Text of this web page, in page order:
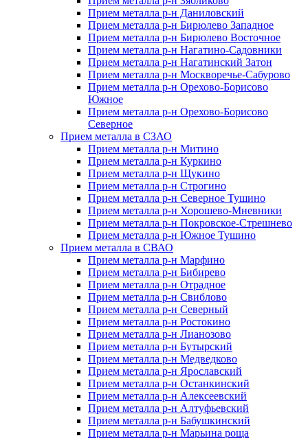
Прием металла р-н Даниловский
Прием металла р-н Бирюлево Западное
Прием металла р-н Бирюлево Восточное
Прием металла р-н Нагатино-Садовники
Прием металла р-н Нагатинский Затон
Прием металла р-н Москворечье-Сабурово
Прием металла р-н Орехово-Борисово
Южное
Прием металла р-н Орехово-Борисово
Северное
Прием металла в СЗАО
Прием металла р-н Митино
Прием металла р-н Куркино
Прием металла р-н Щукино
Прием металла р-н Строгино
Прием металла р-н Северное Тушино
Прием металла р-н Хорошево-Мневники
Прием металла р-н Покровское-Стрешнево
Прием металла р-н Южное Тушино
Прием металла в СВАО
Прием металла р-н Марфино
Прием металла р-н Бибирево
Прием металла р-н Отрадное
Прием металла р-н Свиблово
Прием металла р-н Северный
Прием металла р-н Ростокино
Прием металла р-н Лианозово
Прием металла р-н Бутырский
Прием металла р-н Медведково
Прием металла р-н Ярославский
Прием металла р-н Останкинский
Прием металла р-н Алексеевский
Прием металла р-н Алтуфьевский
Прием металла р-н Бабушкинский
Прием металла р-н Марьина роща